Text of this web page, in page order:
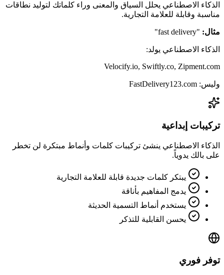
الذكاء الاصطناعي يحلل السياق والمعنى وراء كلماتك لتوليد نطاقات
مناسبة وقابلة للعلامة التجارية.
مثال: "fast delivery"
الذكاء الاصطناعي يولد:
Velocify.io, Swiftly.co, Zipment.com
وليس:
تركيبات إبداعية
الذكاء الاصطناعي ينشئ تركيبات كلمات وأنماط مبتكرة لن تخطر
على بالك يدوياً.
يبتكر كلمات جديدة قابلة للعلامة التجارية
يدمج المفاهيم بأناقة
يستخدم أنماط التسمية الحديثة
يحسن القابلية للتذكر
توفر فوري